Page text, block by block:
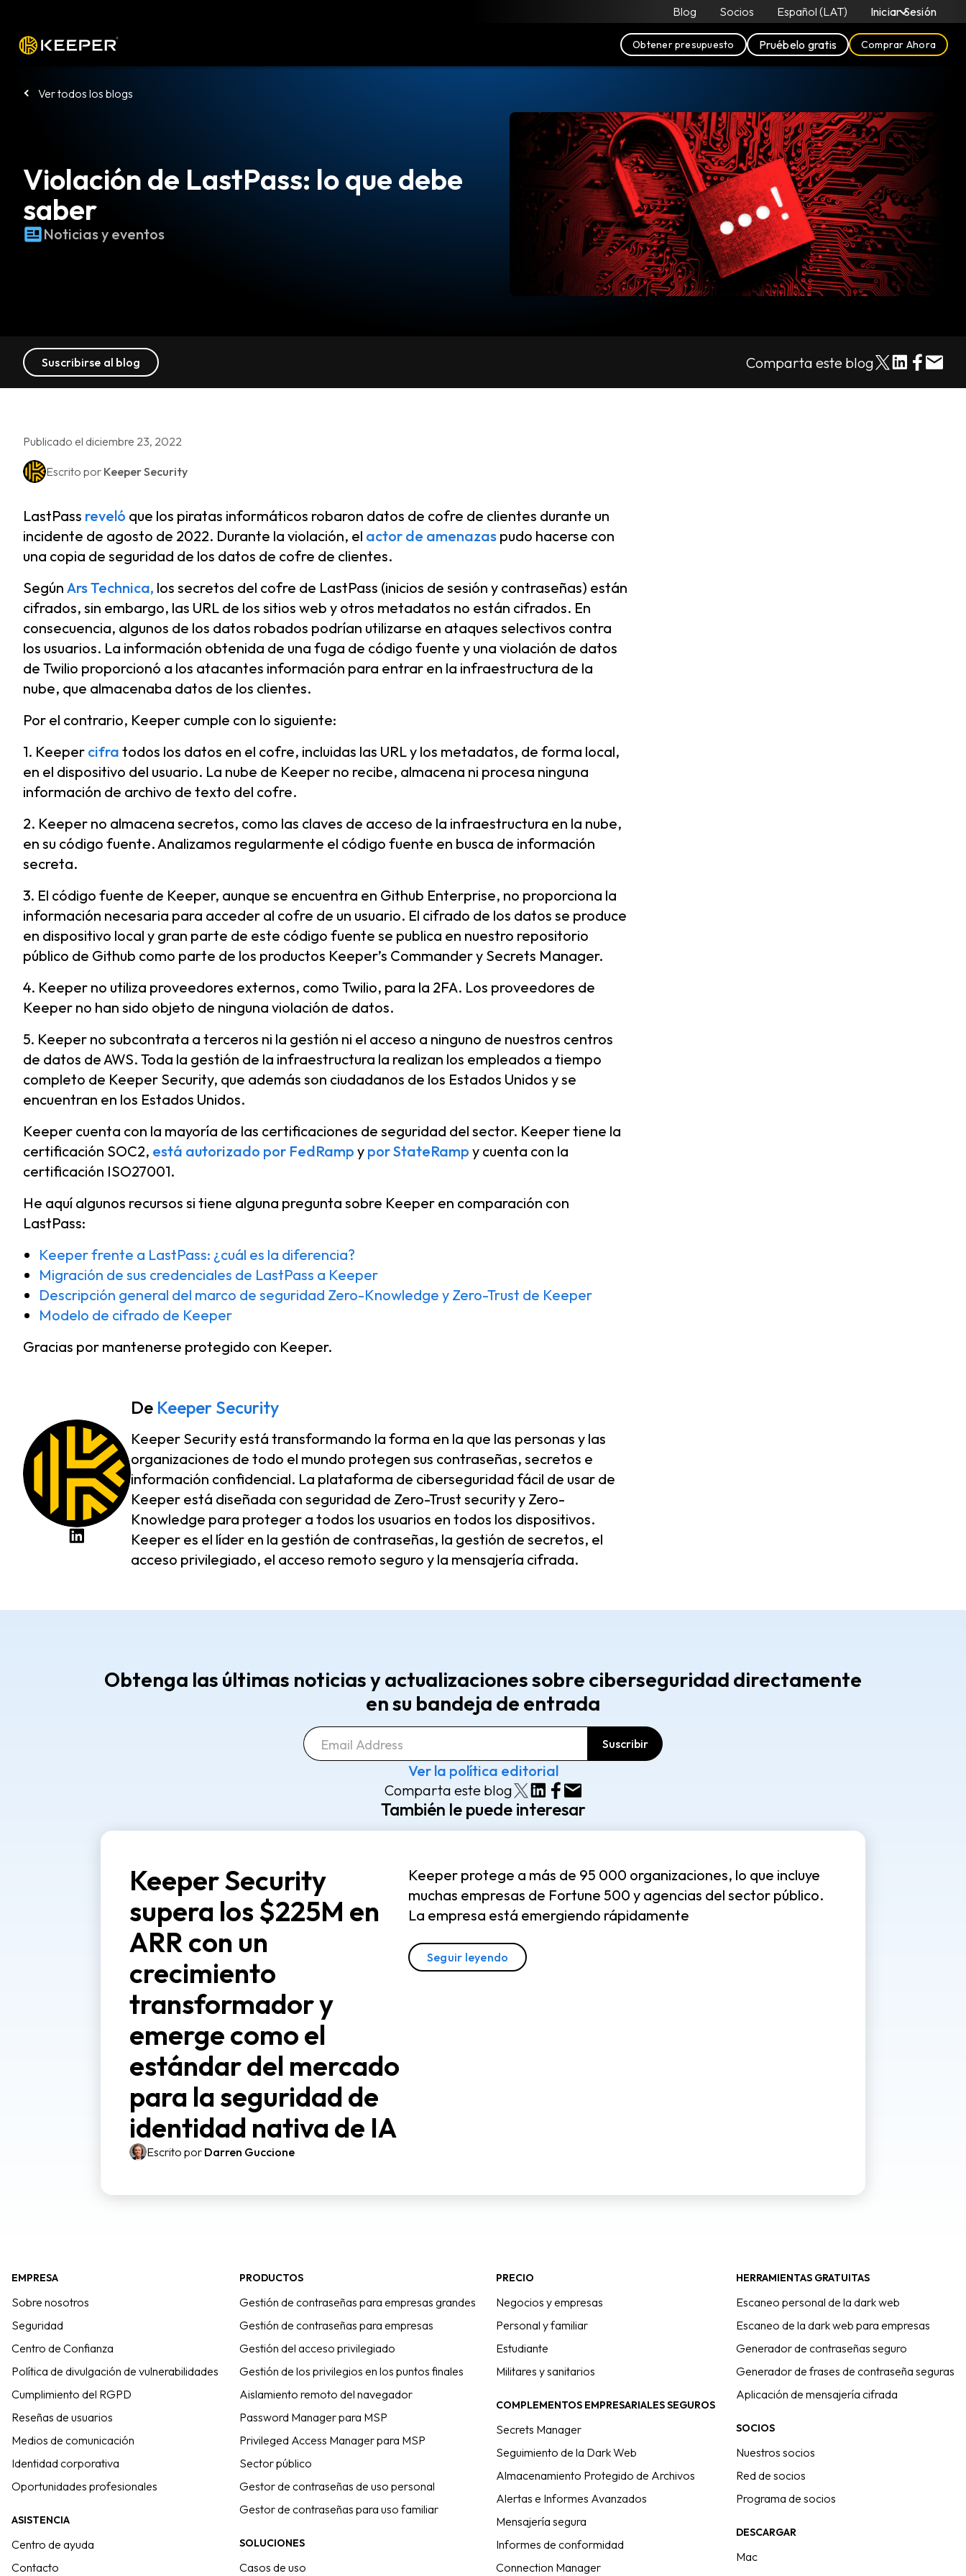
Blog Socios Español (LAT) Iniciar Sesión
Obtener presupuesto Pruébelo gratis Comprar Ahora
Ver todos los blogs
Violación de LastPass: lo que debe
saber
Noticias y eventos
Suscribirse al blog Comparta este blog
Publicado el diciembre 23, 2022
Escrito por Keeper Security
LastPass reveló que los piratas informáticos robaron datos de cofre de clientes durante un
incidente de agosto de 2022. Durante la violación, el actor de amenazas pudo hacerse con
una copia de seguridad de los datos de cofre de clientes.
Según Ars Technica, los secretos del cofre de LastPass (inicios de sesión y contraseñas) están
cifrados, sin embargo, las URL de los sitios web y otros metadatos no están cifrados. En
consecuencia, algunos de los datos robados podrían utilizarse en ataques selectivos contra
los usuarios. La información obtenida de una fuga de código fuente y una violación de datos
de Twilio proporcionó a los atacantes información para entrar en la infraestructura de la
nube, que almacenaba datos de los clientes.
Por el contrario, Keeper cumple con lo siguiente:
1. Keeper cifra todos los datos en el cofre, incluidas las URL y los metadatos, de forma local,
en el dispositivo del usuario. La nube de Keeper no recibe, almacena ni procesa ninguna
información de archivo de texto del cofre.
2. Keeper no almacena secretos, como las claves de acceso de la infraestructura en la nube,
en su código fuente. Analizamos regularmente el código fuente en busca de información
secreta.
3. El código fuente de Keeper, aunque se encuentra en Github Enterprise, no proporciona la
información necesaria para acceder al cofre de un usuario. El cifrado de los datos se produce
en dispositivo local y gran parte de este código fuente se publica en nuestro repositorio
público de Github como parte de los productos Keeper’s Commander y Secrets Manager.
4. Keeper no utiliza proveedores externos, como Twilio, para la 2FA. Los proveedores de
Keeper no han sido objeto de ninguna violación de datos.
5. Keeper no subcontrata a terceros ni la gestión ni el acceso a ninguno de nuestros centros
de datos de AWS. Toda la gestión de la infraestructura la realizan los empleados a tiempo
completo de Keeper Security, que además son ciudadanos de los Estados Unidos y se
encuentran en los Estados Unidos.
Keeper cuenta con la mayoría de las certificaciones de seguridad del sector. Keeper tiene la
certificación SOC2, está autorizado por FedRamp y por StateRamp y cuenta con la
certificación ISO27001.
He aquí algunos recursos si tiene alguna pregunta sobre Keeper en comparación con
LastPass:
Keeper frente a LastPass: ¿cuál es la diferencia?
Migración de sus credenciales de LastPass a Keeper
Descripción general del marco de seguridad Zero-Knowledge y Zero-Trust de Keeper
Modelo de cifrado de Keeper
Gracias por mantenerse protegido con Keeper.
De Keeper Security
Keeper Security está transformando la forma en la que las personas y las
organizaciones de todo el mundo protegen sus contraseñas, secretos e
información confidencial. La plataforma de ciberseguridad fácil de usar de
Keeper está diseñada con seguridad de Zero-Trust security y Zero-
Knowledge para proteger a todos los usuarios en todos los dispositivos.
Keeper es el líder en la gestión de contraseñas, la gestión de secretos, el
acceso privilegiado, el acceso remoto seguro y la mensajería cifrada.
Obtenga las últimas noticias y actualizaciones sobre ciberseguridad directamente
en su bandeja de entrada
Ver la política editorial
Comparta este blog
También le puede interesar
Keeper Security
supera los $225M en
ARR con un
crecimiento
transformador y
emerge como el
estándar del mercado
para la seguridad de
identidad nativa de IA
Escrito por Darren Guccione
Keeper protege a más de 95 000 organizaciones, lo que incluye
muchas empresas de Fortune 500 y agencias del sector público.
La empresa está emergiendo rápidamente
Seguir leyendo
EMPRESA
Sobre nosotros
Seguridad
Centro de Confianza
Política de divulgación de vulnerabilidades
Cumplimiento del RGPD
Reseñas de usuarios
Medios de comunicación
Identidad corporativa
Oportunidades profesionales
ASISTENCIA
Centro de ayuda
Contacto
PRODUCTOS
Gestión de contraseñas para empresas grandes
Gestión de contraseñas para empresas
Gestión del acceso privilegiado
Gestión de los privilegios en los puntos finales
Aislamiento remoto del navegador
Password Manager para MSP
Privileged Access Manager para MSP
Sector público
Gestor de contraseñas de uso personal
Gestor de contraseñas para uso familiar
SOLUCIONES
Casos de uso
PRECIO
Negocios y empresas
Personal y familiar
Estudiante
Militares y sanitarios
COMPLEMENTOS EMPRESARIALES SEGUROS
Secrets Manager
Seguimiento de la Dark Web
Almacenamiento Protegido de Archivos
Alertas e Informes Avanzados
Mensajería segura
Informes de conformidad
Connection Manager
HERRAMIENTAS GRATUITAS
Escaneo personal de la dark web
Escaneo de la dark web para empresas
Generador de contraseñas seguro
Generador de frases de contraseña seguras
Aplicación de mensajería cifrada
SOCIOS
Nuestros socios
Red de socios
Programa de socios
DESCARGAR
Mac